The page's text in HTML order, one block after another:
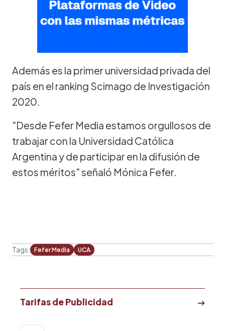
Además es la primer universidad privada del
país en el ranking Scimago de Investigación
2020.
"Desde Fefer Media estamos orgullosos de
trabajar con la Universidad Católica
Argentina y de participar en la difusión de
estos méritos" señaló Mónica Fefer.
Tags: Fefer Media UCA
Tarifas de Publicidad